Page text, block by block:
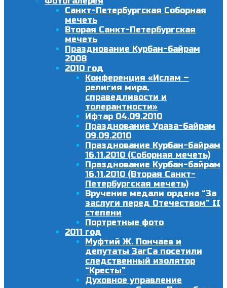
Санкт-Петербургская Соборная
мечеть
Вторая Санкт-Петербургская
мечеть
Празднование Курбан-байрам
2008
2010 год
Конференция «Ислам –
религия мира,
справедливости и
толерантности»
Ифтар 04.09.2010
Празднование Ураза-байрам
09.09.2010
Празднование Курбан-байрам
16.11.2010 (Соборная мечеть)
Празднование Курбан-байрам
16.11.2010 (Вторая Санкт-
Петербургская мечеть)
Вручение медали ордена “За
заслуги перед Отечеством” II
степени
Портретные фото
2011 год
Муфтий Ж. Пончаев и
депутаты ЗагСа посетили
следственный изолятор
“Кресты”
Духовное управление